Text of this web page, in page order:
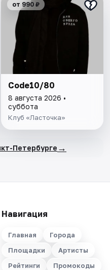
от 990 ₽
Code10/80
8 августа 2026 •
суббота
Клуб «Ласточка»
Петербурге →
Навигация
Главная
Города
Площадки
Артисты
Рейтинги
Промокоды